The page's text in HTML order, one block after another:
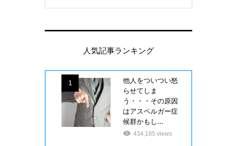
人気記事ランキング
1
他人をついつい怒
らせてしま
う・・・その原因
はアスペルガー症
候群かもし...
434,185 views